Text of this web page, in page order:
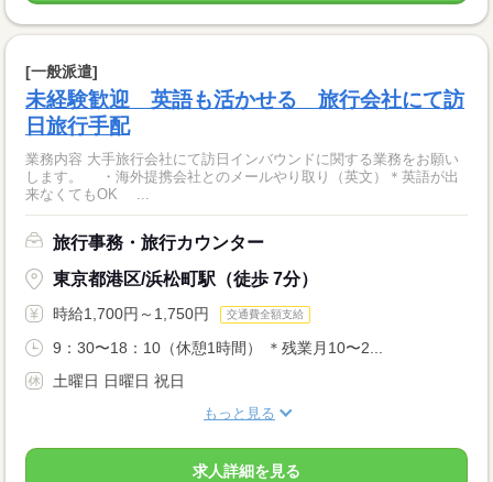
[一般派遣]
未経験歓迎 英語も活かせる 旅行会社にて訪
日旅行手配
業務内容 大手旅行会社にて訪日インバウンドに関する業務をお願い
します。 ・海外提携会社とのメールやり取り（英文）＊英語が出
来なくてもOK ...
旅行事務・旅行カウンター
東京都港区/浜松町駅（徒歩 7分）
時給1,700円～1,750円 交通費全額支給
9：30〜18：10（休憩1時間） ＊残業月10〜2...
土曜日 日曜日 祝日
もっと見る
求人詳細を見る